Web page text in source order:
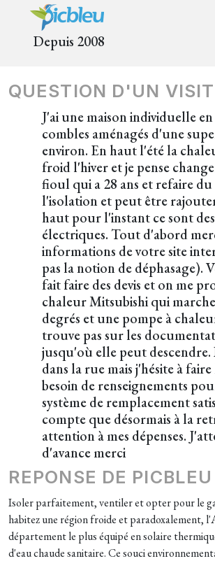
Depuis 2008
QUESTION D'UN
J'ai une maison individuelle en
combles aménagés d'une
environ. En haut l'été la
froid l'hiver et je pense
fioul qui a 28 ans et refaire
l'isolation et peut être
haut pour l'instant ce sont
électriques. Tout d'abord
informations de votre site
pas la notion de déphasage).
fait faire des devis et on me
chaleur Mitsubishi qui
degrés et une pompe à
trouve pas sur les
jusqu'où elle peut descendre.
dans la rue mais j'hésite à
besoin de renseignements
système de remplacement
compte que désormais à la
attention à mes dépenses.
d'avance merci
REPONSE DE PICBLEU
Isoler parfaitement, ventiler et opter pour le
habitez une région froide et paradoxalement,
département le plus équipé en solaire
d'eau chaude sanitaire. Ce souci